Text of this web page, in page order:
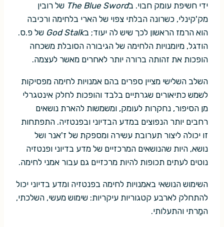
ידי חשיפת עומק חבוי. בThe Blue Sword של רובין
מק'קינלי, כשרונה הבלתי צפוי של הארי בלחימה ורכיבה
הוא הרמז הראשון לכך שיש לה יעוד; בGod Stalk של פ.ס.
הודגל, מיומנויות הלחימה של הגיבורה הסובלת משכחה
הופכות את זהותה ברורה יותר לאחרים מאשר לעצמה.
השלב השלישי מציין ספרים בהם אמנויות לחימה מפסיקות
לשמש כתיאורים שגרתיים בלבד והופכות לחלק אינטגרלי
מן הסיפור, נחקרות לעומק, ומשמשות להארת נושאים
רחבים יותר הנפוצים במדע הבדיוני ובפנטזיה. התפתחות
זו יכולה ליצור תערובת עשירה ומספקת של ז'אנר ושל
נושא, היות שהנושאים המרכזיים של מדע בדיוני ופנטזיה
נוטים לעתים תכופות להיות מרכזיים גם עבור אמני לחימה.
השימוש הנושאי באמנויות לחימה בפנטזיה ומדע בדיוני יכול
להתחלק לארבע קטגוריות עיקריות: שימוש מעשי, השלכתי,
המַרתי והתעלותי.